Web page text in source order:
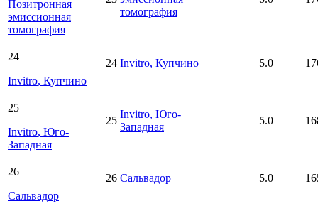
Позитронная
эмиссионная
томография
томография
24
Invitro, Купчино
24 Invitro, Купчино 5.0
25
Invitro, Юго-
Западная
25
Invitro, Юго-
Западная
5.0
26
Сальвадор
26 Сальвадор 5.0